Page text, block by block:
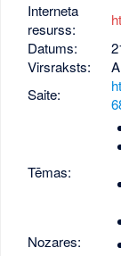
Interneta
resurss:
Datums:
Virsraksts:
Saite:
Tēmas:
Nozares: